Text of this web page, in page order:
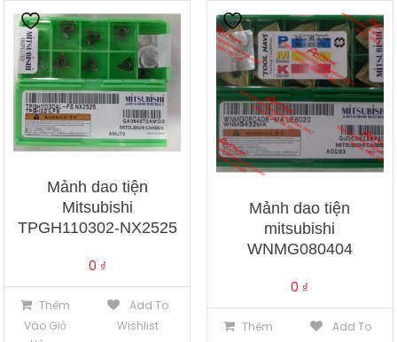
Mảnh dao tiện
Mitsubishi
TPGH110302-NX2525
0 ₫
Thêm
Vào Giỏ
Add To
Wishlist
Mảnh dao tiện
mitsubishi
WNMG080404
0 ₫
Thêm
Add To